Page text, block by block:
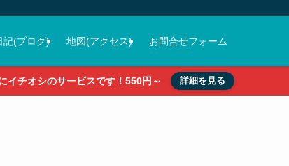
＆各種グッズの販売
記(ブログ) 地図(アクセス) お問合せフォーム
イチオシのサービスです！550円～ 詳細を見る